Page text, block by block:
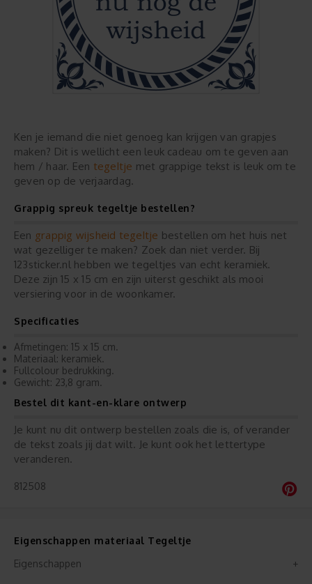
Ken je iemand die niet genoeg kan krijgen van grapjes
maken? Dit is wellicht een leuk cadeau om te geven aan
hem / haar. Een tegeltje met grappige tekst is leuk om te
geven op de verjaardag.
Grappig spreuk tegeltje bestellen?
Een grappig wijsheid tegeltje bestellen om het huis net
wat gezelliger te maken? Zoek dan niet verder. Bij
123sticker.nl hebben we tegeltjes van echt keramiek.
Deze zijn 15 x 15 cm en zijn uiterst geschikt als mooi
versiering voor in de woonkamer.
Specificaties
Afmetingen: 15 x 15 cm.
Materiaal: keramiek.
Fullcolour bedrukking.
Gewicht: 23,8 gram.
Bestel dit kant-en-klare ontwerp
Je kunt nu dit ontwerp bestellen zoals die is, of verander
de tekst zoals jij dat wilt. Je kunt ook het lettertype
veranderen.
812508
Eigenschappen materiaal Tegeltje
Eigenschappen